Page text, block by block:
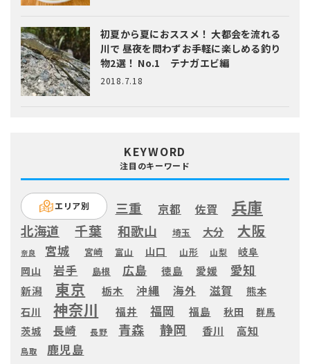
初夏から夏におススメ！ 大都会を流れる
川で 昼夜を問わずお手軽に楽しめる釣り
物2選！ No.1 テナガエビ編
2018.7.18
KEYWORD
注目のキーワード
エリア別 三重 京都 佐賀 兵庫
北海道 千葉 和歌山 埼玉 大分 大阪
奈良 宮城 宮崎 富山 山口 山形 山梨
岐阜
岡山
岩手 島根 広島 徳島 愛媛 愛知
新潟 東京 栃木 沖縄 海外 滋賀
熊本
石川
神奈川 福井 福岡 福島 秋田 群馬
茨城 長崎 長野 青森 静岡 香川 高知
鳥取 鹿児島